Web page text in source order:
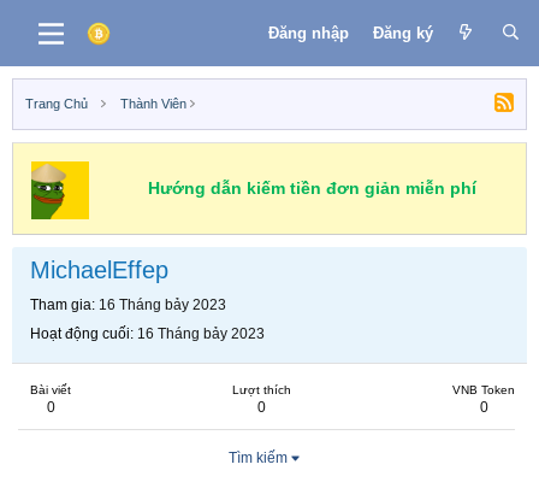
Đăng nhập Đăng ký
Trang Chủ Thành Viên
Hướng dẫn kiếm tiền đơn giản miễn phí
MichaelEffep
Tham gia 16 Tháng bảy 2023
Hoạt động cuối 16 Tháng bảy 2023
Bài viết
0
Lượt thích
0
VNB Token
0
Tìm kiếm